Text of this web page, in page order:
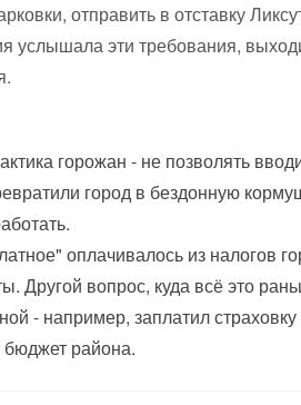
отправить в отставку
услышала эти требования,
горожан - не позволять
город в бездонную
оплачивалось из налогов
Другой вопрос, куда всё это
- например, заплатил
бюджет района.